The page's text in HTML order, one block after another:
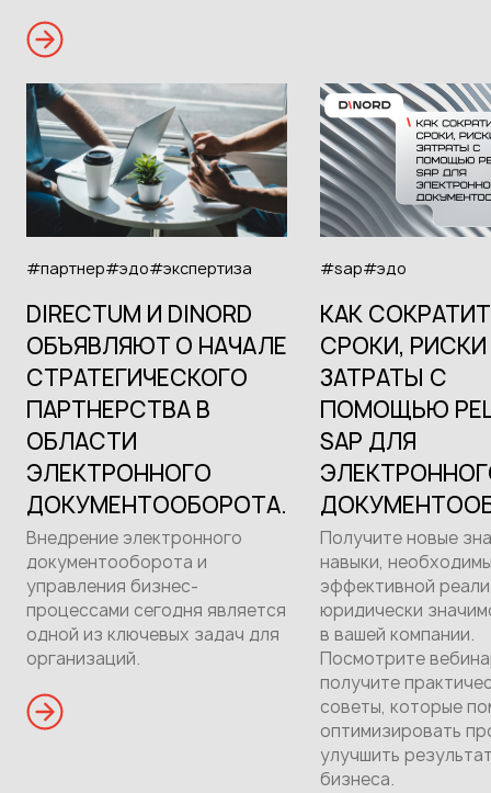
#партнер#эдо#экспертиза
DIRECTUM И DINORD
ОБЪЯВЛЯЮТ О НАЧАЛЕ
СТРАТЕГИЧЕСКОГО
ПАРТНЕРСТВА В
ОБЛАСТИ
ЭЛЕКТРОННОГО
ДОКУМЕНТООБОРОТА.
Внедрение электронного
документооборота и
управления бизнес-
процессами сегодня является
одной из ключевых задач для
организаций.
#sap#эдо
КАК
СРОКИ, РИСКИ
ЗАТРАТЫ С
ПОМОЩЬЮ
SAP ДЛЯ
Получите новые
навыки,
эффективной
юридически
в вашей компании.
Посмотрите
получите
советы, которые
оптимизировать
улучшить
бизнеса.